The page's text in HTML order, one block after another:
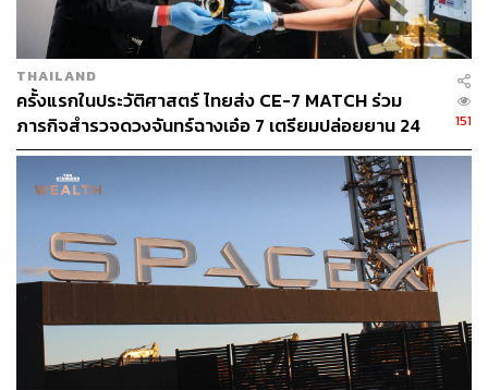
THAILAND
ครั้งแรกในประวัติศาสตร์ ไทยส่ง CE-7 MATCH ร่วม
ภารกิจสำรวจดวงจันทร์ฉางเอ๋อ 7 เตรียมปล่อยยาน 24
ส.ค.นี้
151